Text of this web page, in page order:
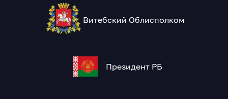
Витебский Облисполком
Президент РБ